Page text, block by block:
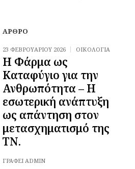
ΆΡΘΡΟ
23 ΦΕΒΡΟΥΑΡΊΟΥ 2026 ΟΙΚΟΛΟΓΊΑ
Η Φάρμα ως
Καταφύγιο για την
Ανθρωπότητα – Η
εσωτερική ανάπτυξη
ως απάντηση στον
μετασχηματισμό της
ΤΝ.
ΓΡΆΦΕΙ ADMIN